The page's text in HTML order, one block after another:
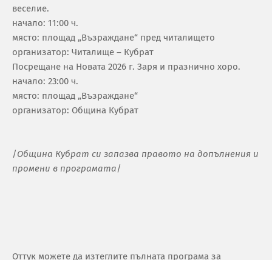
веселие.
начало: 11:00 ч.
място: площад „Възраждане“ пред читалището
организатор: Читалище – Кубрат
Посрещане на Новата 2026 г. Заря и празнично хоро.
начало: 23:00 ч.
място: площад „Възраждане“
организатор: Община Кубрат
/Община Кубрат си запазва правото на допълнения и
промени в програмата/
Оттук можете да изтеглите пълната програма за